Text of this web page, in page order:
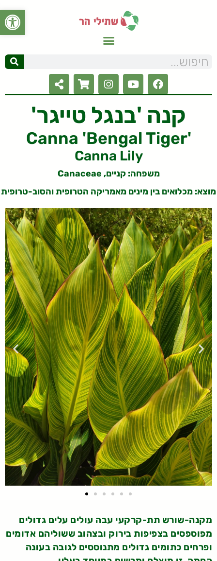
פתח
קנה 'בנגל טייגר'
Canna 'Bengal Tiger'
Canna Lily
משפחה: קניים, Canaceae
מוצא: מכלואים בין מינים מאמריקה הטרופית והסוב-טרופית
מקנה-שורש תת-קרקעי עבה עולים עלים גדולים
מפוספסים בצפיפות בירוק ובצהוב ששוליהם אדומים
ופרחים כתומים גדולים מתנוססים לגובה בעונה